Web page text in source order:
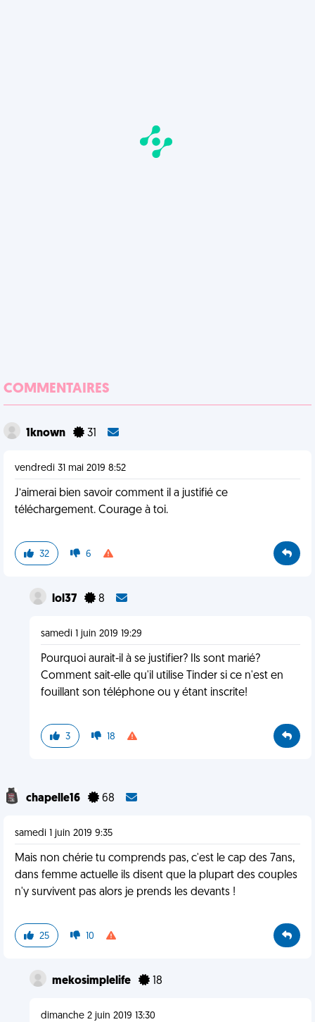
COMMENTAIRES
1known 31
vendredi 31 mai 2019 8:52
J’aimerai bien savoir comment il a justifié ce
téléchargement. Courage à toi.
32 6
lol37 8
samedi 1 juin 2019 19:29
Pourquoi aurait-il à se justifier? Ils sont marié?
Comment sait-elle qu'il utilise Tinder si ce n'est en
fouillant son téléphone ou y étant inscrite!
3 18
chapelle16 68
samedi 1 juin 2019 9:35
Mais non chérie tu comprends pas, c'est le cap des 7ans,
dans femme actuelle ils disent que la plupart des couples
n'y survivent pas alors je prends les devants !
25 10
mekosimplelife 18
dimanche 2 juin 2019 13:30